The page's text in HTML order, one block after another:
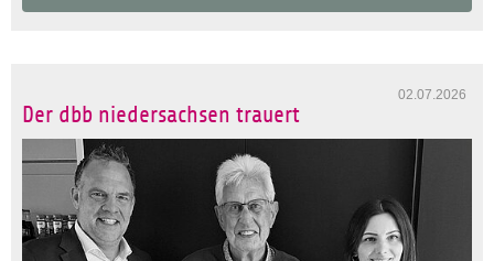
02.07.2026
Der dbb niedersachsen trauert